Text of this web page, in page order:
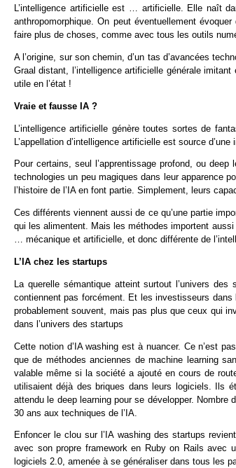
L’intelligence artificielle est … artificielle. Elle naît
anthropomorphique. On peut éventuellement
faire plus de choses, comme avec tous les outils
A l’origine, sur son chemin, d’un tas d’avancées
Graal distant, l’intelligence artificielle générale
utile en l’état !
Vraie et fausse IA ?
L’intelligence artificielle génère toutes sortes de
L’appellation d’intelligence artificielle est source
Pour certains, seul l’apprentissage profond, ou
technologies un peu magiques dans leur apparence
l’histoire de l’IA en font partie. Simplement, leurs
Ces différents viennent aussi de ce qu’une partie
qui les alimentent. Mais les méthodes importent
… mécanique et artificielle, et donc différente de
L’IA chez les startups
La querelle sémantique atteint surtout l’univers des
contiennent pas forcément. Et les investisseurs
probablement souvent, mais pas plus que ceux qui
dans l’univers des startups
Cette notion d’IA washing est à nuancer. Ce n’est
que de méthodes anciennes de machine learning
valable même si la société a ajouté en cours de
utilisaient déjà des briques dans leurs logiciels. Ils
attendu le deep learning pour se développer.
30 ans aux techniques de l’IA.
Enfoncer le clou sur l’IA washing des startups
avec son propre framework en Ruby on Rails avec
logiciels 2.0, amenée à se généraliser dans tous les